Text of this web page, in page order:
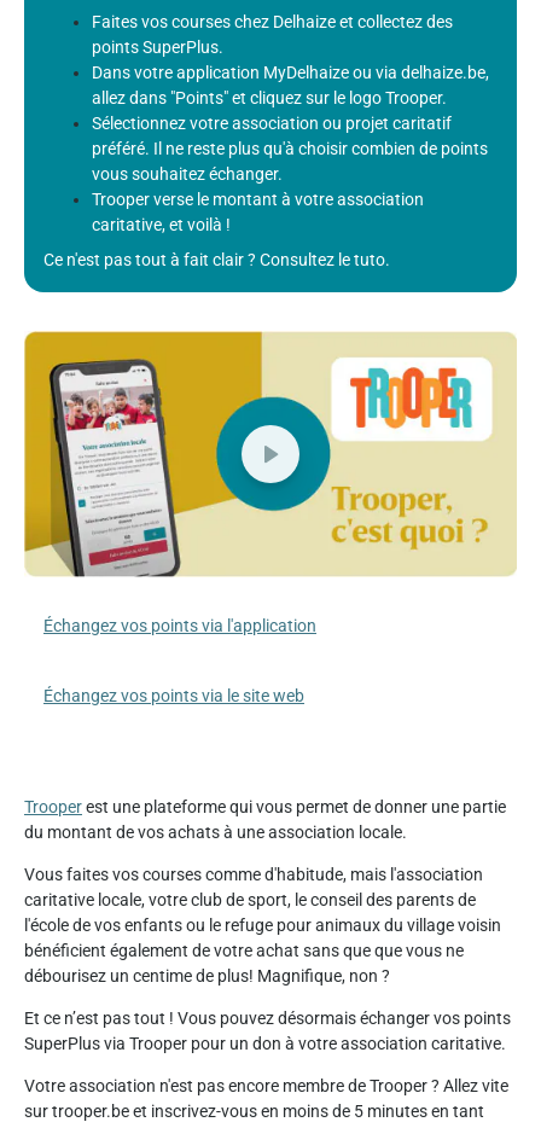
Faites vos courses chez Delhaize et collectez des
points SuperPlus.
Dans votre application MyDelhaize ou via delhaize.be,
allez dans "Points" et cliquez sur le logo Trooper.
Sélectionnez votre association ou projet caritatif
préféré. Il ne reste plus qu'à choisir combien de points
vous souhaitez échanger.
Trooper verse le montant à votre association
caritative, et voilà !
Ce n'est pas tout à fait clair ? Consultez le tuto.
Échangez vos points via l'application
Échangez vos points via le site web
Trooperest une plateforme qui vous permet de donner une partie
du montant de vos achats à une association locale.
Vous faites vos courses comme d'habitude, mais l'association
caritative locale, votre club de sport, le conseil des parents de
l'école de vos enfants ou le refuge pour animaux du village voisin
bénéficient également de votre achat sans que que vous ne
débourisez un centime de plus! Magnifique, non ?
Et ce n’est pas tout ! Vous pouvez désormais échanger vos points
SuperPlus via Trooper pour un don à votre association caritative.
Votre association n'est pas encore membre de Trooper ? Allez vite
sur trooper.be et inscrivez-vous en moins de 5 minutes en tant